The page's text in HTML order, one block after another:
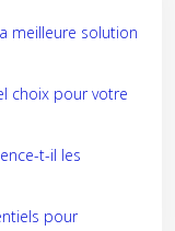
meilleure solution
choix pour votre
t-il les
pour